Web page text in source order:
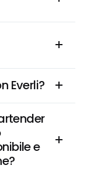
Everli?
e